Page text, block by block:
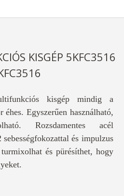
KISGÉP 5KFC3516
kisgép mindig a
éhes. Egyszerűen használható,
Rozsdamentes acél
és impulzus
és pürésíthet, hogy